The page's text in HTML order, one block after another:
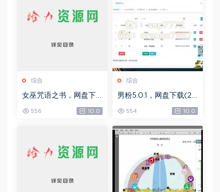
综合
女巫咒语之书，网盘下
556 10.0
综合
男粉5.0.1，网盘下载(25
554 10.0